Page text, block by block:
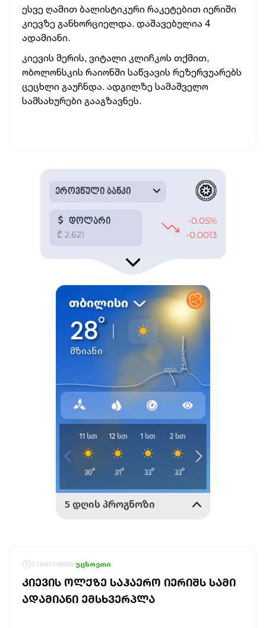
ესვე ღამით ბალისტიკური რაკეტებით იერიში
კიევზე განხორციელდა. დაშავებულია 4
ადამიანი.
კიევის მერის, ვიტალი კლიჩკოს თქმით,
ობოლონსკის რაიონში საწვავის რეზერვუარებს
ცეცხლი გაუჩნდა. ადგილზე სამაშველო
სამსახურები გააგზავნეს.
1786170668 უცხოეთი
ᲙᲘᲔᲕᲘᲡ ᲝᲚᲥᲖᲔ ᲡᲐᲰᲐᲔᲠᲝ ᲘᲔᲠᲘᲨᲡ ᲡᲐᲛᲘ
ᲐᲓᲐᲛᲘᲐᲜᲘ ᲔᲛᲡᲮᲕᲔᲠᲞᲚᲐ